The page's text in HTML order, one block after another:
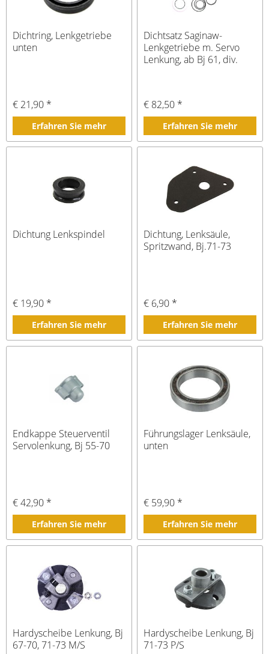
Dichtring, Lenkgetriebe
unten
€ 21,90 *
Erfahren Sie mehr
Dichtsatz Saginaw-
Lenkgetriebe m. Servo
Lenkung, ab Bj 61, div.
€ 82,50 *
Erfahren Sie mehr
Dichtung Lenkspindel
€ 19,90 *
Erfahren Sie mehr
Dichtung, Lenksäule,
Spritzwand, Bj.71-73
€ 6,90 *
Erfahren Sie mehr
Endkappe Steuerventil
Servolenkung, Bj 55-70
€ 42,90 *
Erfahren Sie mehr
Führungslager Lenksäule,
unten
€ 59,90 *
Erfahren Sie mehr
Hardyscheibe Lenkung, Bj
67-70, 71-73 M/S
Hardyscheibe Lenkung, Bj
71-73 P/S